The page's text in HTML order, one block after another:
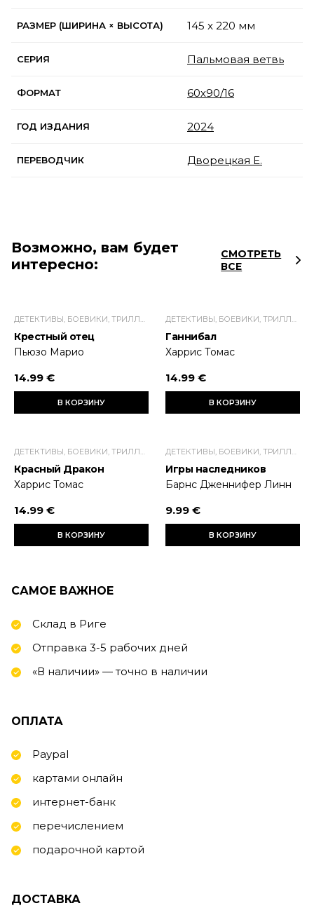
РАЗМЕР (ШИРИНА × ВЫСОТА) 145 x 220 мм
СЕРИЯ Пальмовая ветвь
ФОРМАТ 60х90/16
ГОД ИЗДАНИЯ 2024
ПЕРЕВОДЧИК Дворецкая Е.
Возможно, вам будет
интересно:
СМОТРЕТЬ
ВСЕ
ДЕТЕКТИВЫ, БОЕВИКИ, ТРИЛЛЕРЫ
Крестный отец
Пьюзо Марио
14.99 €
В КОРЗИНУ
ДЕТЕКТИВЫ, БОЕВИКИ, ТРИЛЛЕРЫ
Ганнибал
Харрис Томас
14.99 €
В КОРЗИНУ
ДЕТЕКТИВЫ, БОЕВИКИ, ТРИЛЛЕРЫ
Красный Дракон
Харрис Томас
14.99 €
В КОРЗИНУ
ДЕТЕКТИВЫ, БОЕВИКИ, ТРИЛЛЕРЫ
Игры наследников
Барнс Дженнифер Линн
9.99 €
В КОРЗИНУ
САМОЕ ВАЖНОЕ
Склад в Риге
Отправка 3-5 рабочих дней
«В наличии» — точно в наличии
ОПЛАТА
Paypal
картами онлайн
интернет-банк
перечислением
подарочной картой
ДОСТАВКА